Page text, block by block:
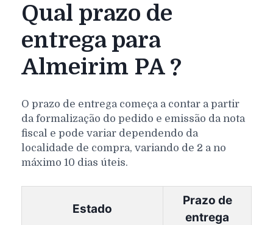
Qual prazo de
entrega para
Almeirim PA ?
O prazo de entrega começa a contar a partir
da formalização do pedido e emissão da nota
fiscal e pode variar dependendo da
localidade de compra, variando de 2 a no
máximo 10 dias úteis.
Estado
Prazo de
entrega